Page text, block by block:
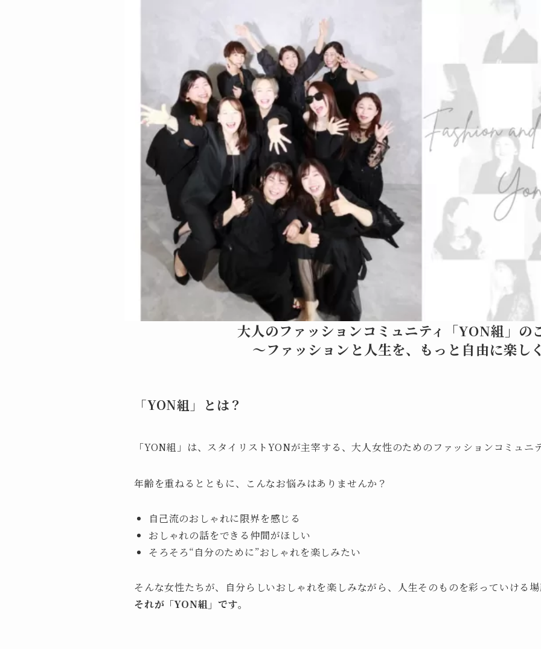
大人のファッションコミュニティ「YON組」の
〜ファッションと人生を、もっと自由に楽し
「YON組」とは？
「YON組」は、スタイリストYONが主宰する、大人女性のためのファッションコミュニ
年齢を重ねるとともに、こんなお悩みはありませんか？
自己流のおしゃれに限界を感じる
おしゃれの話をできる仲間がほしい
そろそろ“自分のために”おしゃれを楽しみたい
そんな女性たちが、
自分らしいおしゃれを楽しみながら、人生そのものを彩っていける
それが「YON組」です。